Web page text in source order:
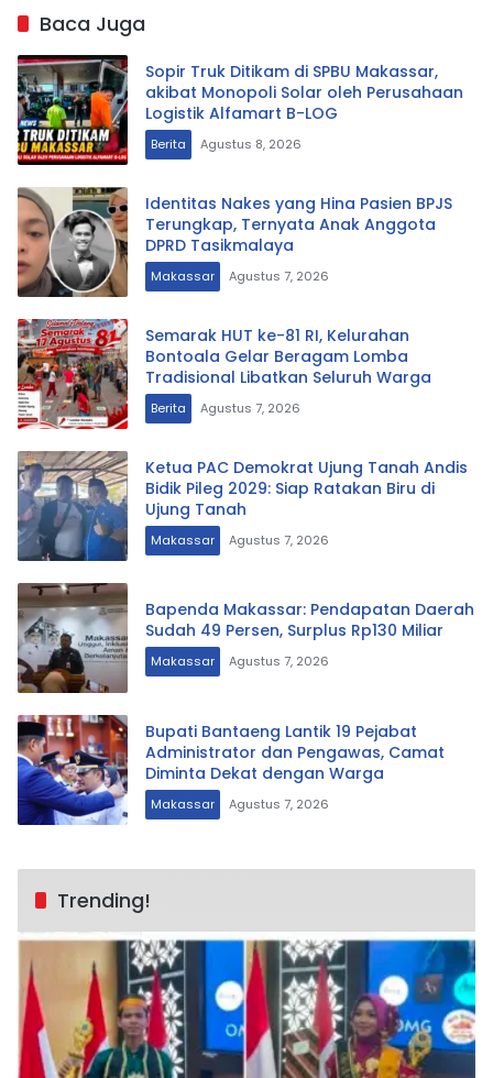
Baca Juga
Sopir Truk Ditikam di SPBU Makassar,
akibat Monopoli Solar oleh Perusahaan
Logistik Alfamart B-LOG
Berita Agustus 8, 2026
Identitas Nakes yang Hina Pasien BPJS
Terungkap, Ternyata Anak Anggota
DPRD Tasikmalaya
Makassar Agustus 7, 2026
Semarak HUT ke-81 RI, Kelurahan
Bontoala Gelar Beragam Lomba
Tradisional Libatkan Seluruh Warga
Berita Agustus 7, 2026
Ketua PAC Demokrat Ujung Tanah Andis
Bidik Pileg 2029: Siap Ratakan Biru di
Ujung Tanah
Makassar Agustus 7, 2026
Bapenda Makassar: Pendapatan Daerah
Sudah 49 Persen, Surplus Rp130 Miliar
Makassar Agustus 7, 2026
Bupati Bantaeng Lantik 19 Pejabat
Administrator dan Pengawas, Camat
Diminta Dekat dengan Warga
Makassar Agustus 7, 2026
Trending!